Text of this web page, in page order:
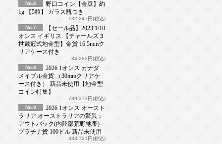
No.6
野口コイン【金豆】約
1g 【5粒】 ガラス瓶つき
132,247円(税込)
No.7
【セール品】2023 1/10
オンス イギリス 【チャールズ３
世戴冠式地金型】金貨 16.5mmク
リアケース付き
84,282円(税込)
No.8
2026 1オンス カナダ
メイプル金貨 （30mmクリアケ
ース付き） 新品未使用【地金型
コイン特集】
789,373円(税込)
No.9
2026 1オンス オースト
ラリア オーストラリアの驚異：
アウトバック(内陸部荒野地帯)
プラチナ貨 100ドル 新品未使用
333,721円(税込)